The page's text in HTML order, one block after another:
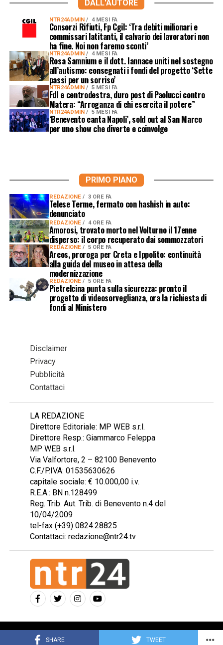
SHARE TWEET
DALL'AUTORE
NTR24ADMIN 4 MESI FA
Consorzi Rifiuti, Fp Cgil: ‘Tra debiti milionari e
commissari latitanti, il calvario dei lavoratori non
ha fine. Noi non faremo sconti’
NTR24ADMIN 4 MESI FA
Rosa Samnium e il dott. Iannace uniti nel sostegno
all’autismo: consegnati i fondi del progetto ‘Sette
passi per un sorriso’
NTR24ADMIN 5 MESI FA
FdI e centrodestra, duro post di Paolucci contro
Matera: “Arroganza di chi esercita il potere”
NTR24ADMIN 5 MESI FA
‘Benevento canta Napoli’, sold out al San Marco
per uno show che diverte e coinvolge
PRIMO PIANO
REDAZIONE 3 ORE FA
Telese Terme, fermato con hashish in auto:
denunciato
REDAZIONE 4 ORE FA
Amorosi, trovato morto nel Volturno il 17enne
disperso: il corpo recuperato dai sommozzatori
REDAZIONE 5 ORE FA
Arcos, proroga per Creta e Ippolito: continuità
alla guida del museo in attesa della
modernizzazione
REDAZIONE 5 ORE FA
Pietrelcina punta sulla sicurezza: pronto il
progetto di videosorveglianza, ora la richiesta di
fondi al Ministero
Disclaimer
Privacy
Pubblicità
Contattaci
LA REDAZIONE
Direttore Editoriale: MP WEB s.r.l.
Direttore Resp.: Giammarco Feleppa
MP WEB s.r.l.
Via Valfortore, 2 – 82100 Benevento
C.F./P.IVA: 01535630626
capitale sociale: € 10.000,00 i.v.
R.E.A.: BN n.128499
Reg. Trib. Aut. Trib. di Benevento n.4 del
10/04/2009
tel-fax (+39) 0824.28825
Contattaci: redazione@ntr24.tv
Copyright © 2023 Intelligentia S.r.l.